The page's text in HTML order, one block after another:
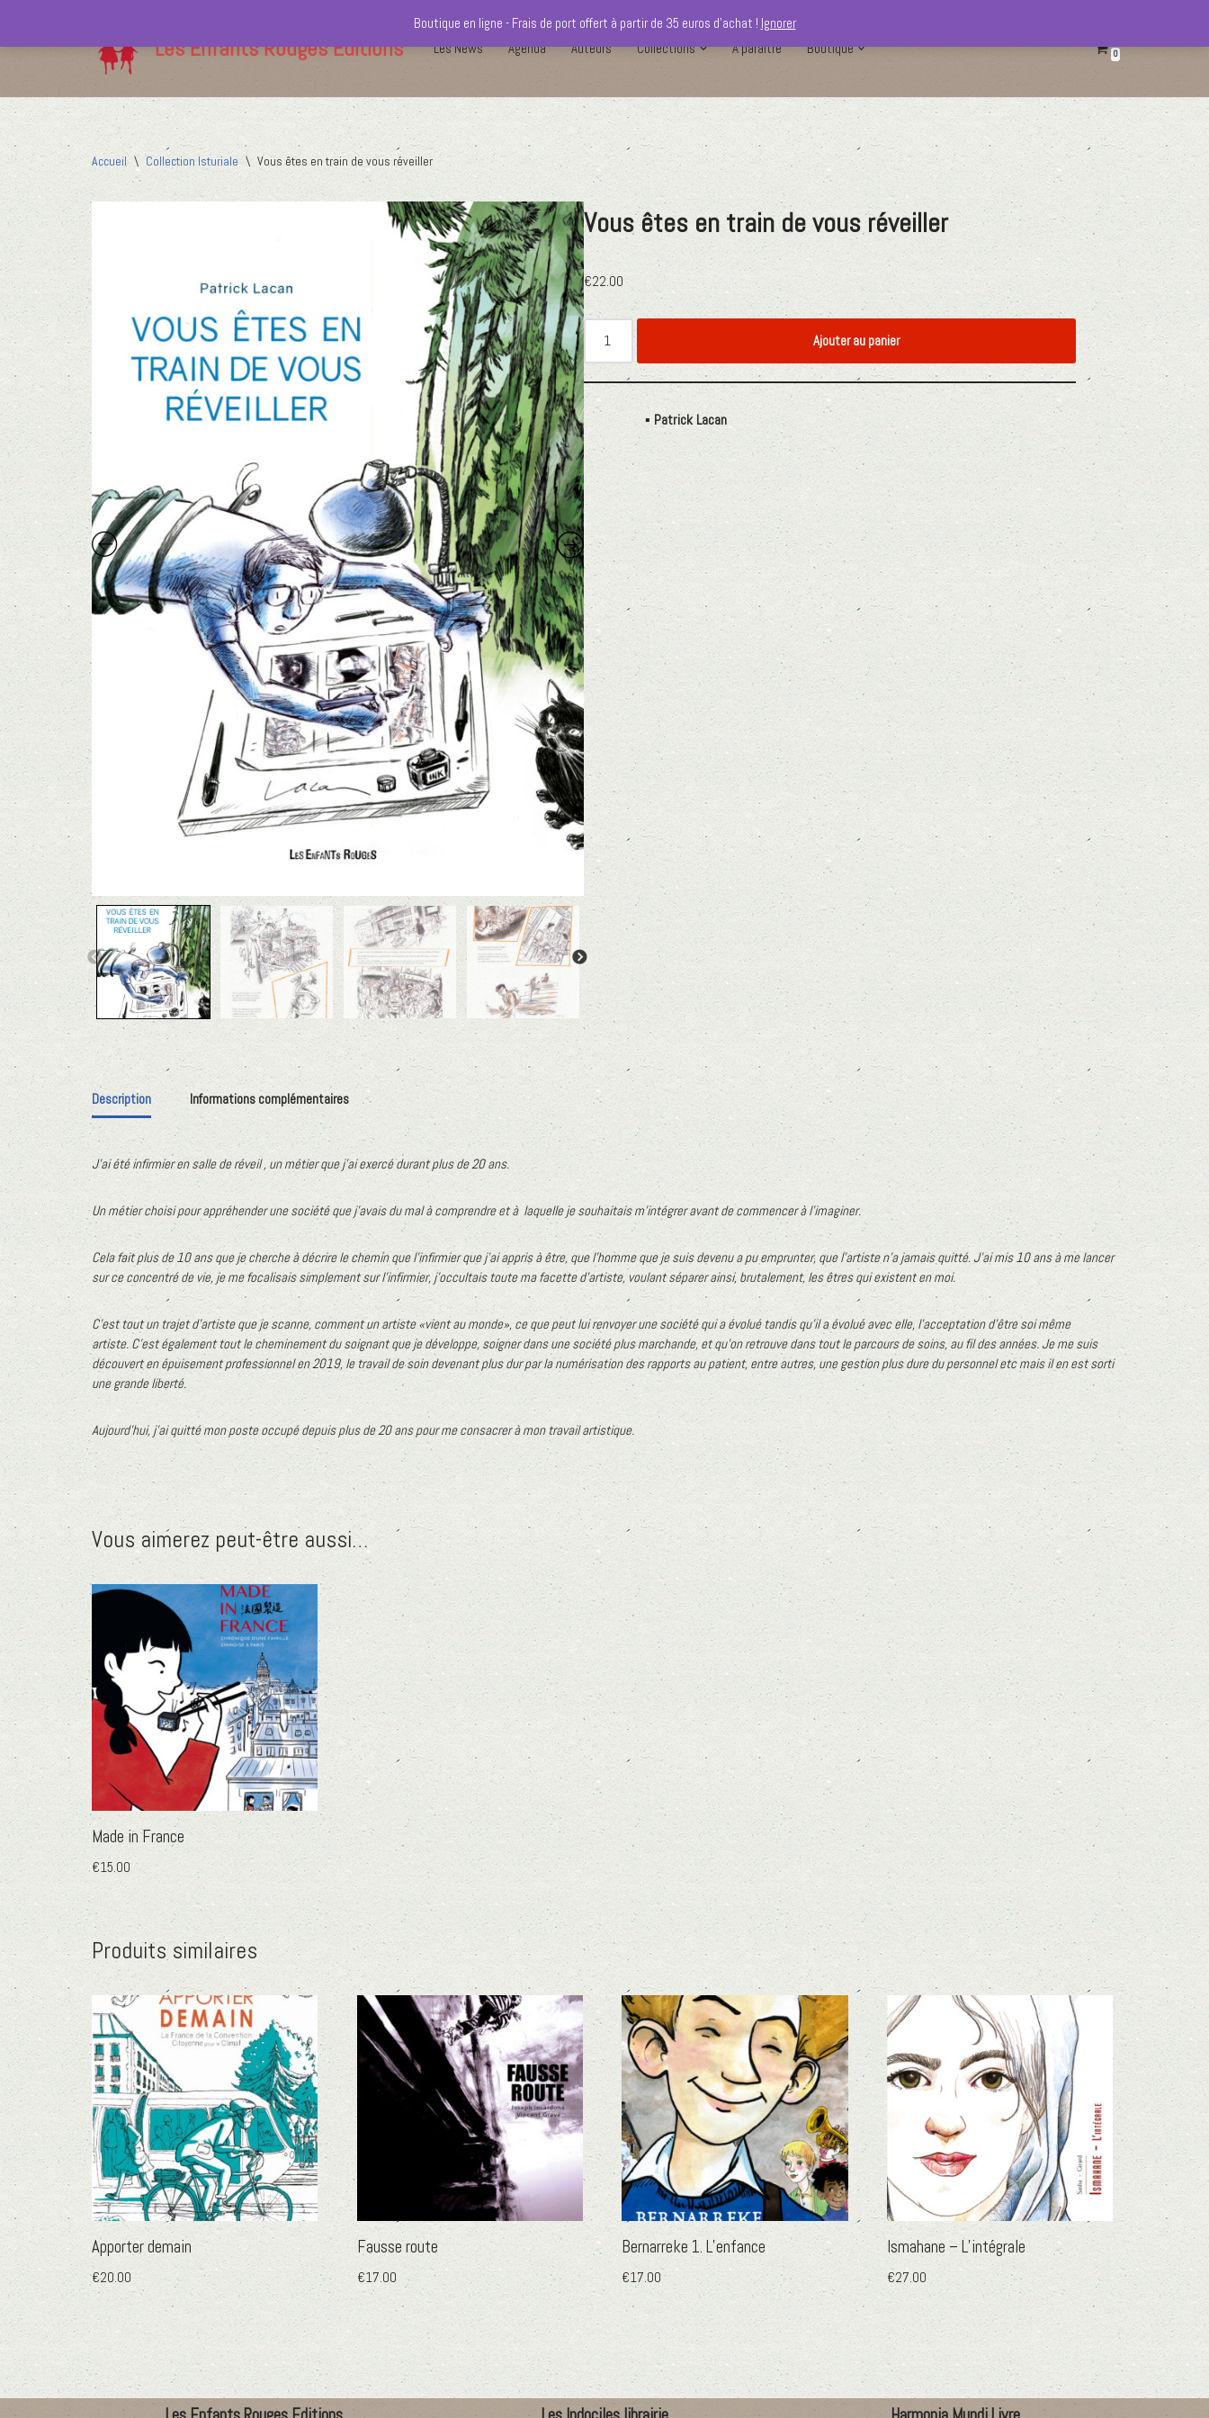
Aller
Les Enfants Rouges Editions Les News Agenda Auteurs Collections A paraître Boutique 0
Accueil \ Collection Isturiale \ Vous êtes en train de vous réveiller
Vous êtes en train de vous réveiller
€22.00
Ajouter au panier
Étiquette : Patrick Lacan
Description Informations complémentaires
J’ai été infirmier en salle de réveil , un métier que j’ai exercé durant plus de 20 ans.
Un métier choisi pour appréhender une société que j’avais du mal à comprendre et à laquelle je souhaitais m’intégrer avant de commencer à l’imaginer.
Cela fait plus de 10 ans que je cherche à décrire le chemin que l’infirmier que j’ai appris à être, que l’homme que je suis devenu a pu emprunter, que l’artiste n’a jamais quitté. J’ai mis 10 ans à me lancer
sur ce concentré de vie, je me focalisais simplement sur l’infirmier, j’occultais toute ma facette d’artiste, voulant séparer ainsi, brutalement, les êtres qui existent en moi.
C’est tout un trajet d’artiste que je scanne, comment un artiste «vient au monde», ce que peut lui renvoyer une société qui a évolué tandis qu’il a évolué avec elle, l’acceptation d’être soi même
artiste. C’est également tout le cheminement du soignant que je développe, soigner dans une société plus marchande, et qu’on retrouve dans tout le parcours de soins, au fil des années. Je me suis
découvert en épuisement professionnel en 2019, le travail de soin devenant plus dur par la numérisation des rapports au patient, entre autres, une gestion plus dure du personnel etc mais il en est sorti
une grande liberté.
Aujourd’hui, j’ai quitté mon poste occupé depuis plus de 20 ans pour me consacrer à mon travail artistique.
Vous aimerez peut-être aussi…
Made in France
€15.00
Produits similaires
Apporter demain
€20.00
Fausse route
€17.00
Bernarreke 1. L’enfance
€17.00
Ismahane – L’intégrale
€27.00
Boutique en ligne - Frais de port offert à partir de 35 euros d'achat ! Ignorer